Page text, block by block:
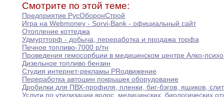
Смотрите по этой теме:
Предприятие РусОборонСтрой
Игра на Webmoney - Sorvi-Bank - официальный сайт
Отопление коттеджа
Удмуртторф - добыча, переработка и продажа торфа
Печное топливо-7000 р/тн
Проведения гемосорбции в медицинском центре Алко-
Дизельное топливо бензин
Студия интернет-рекламы PRодвижение
Переработка автошин покрышек оборудование
Дробилки для ПВХ-профиля, пленки, биг-бэгов, ящиков,
Услуги по утилизации волос, медицинских, биологических